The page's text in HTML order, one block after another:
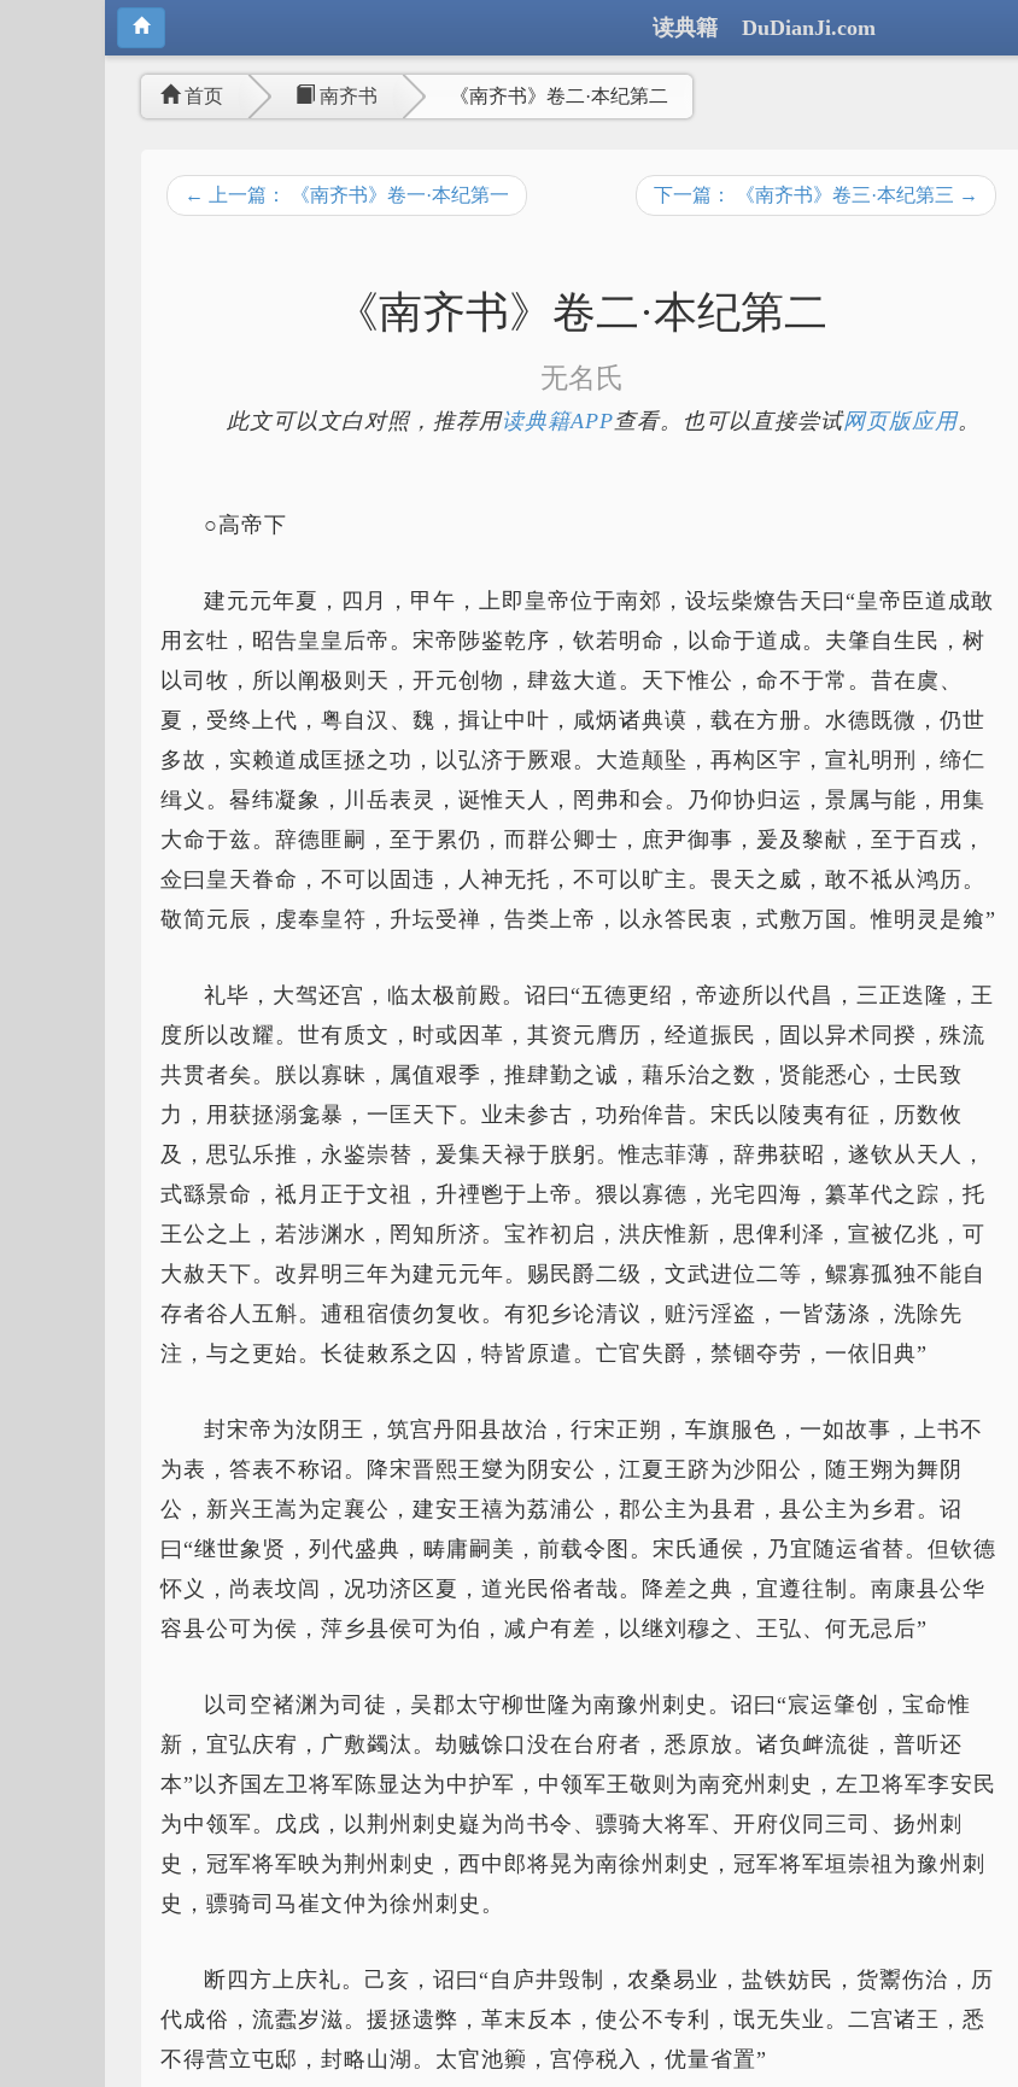
读典籍 DuDianJi.com
首页 南齐书 《南齐书》卷二·本纪第二
← 上一篇： 《南齐书》卷一·本纪第一 下一篇： 《南齐书》卷三·本纪第三 →
《南齐书》卷二·本纪第二
无名氏
此文可以文白对照，推荐用读典籍APP查看。也可以直接尝试网页版应用。
○高帝下
建元元年夏，四月，甲午，上即皇帝位于南郊，设坛柴燎告天曰“皇帝臣道成敢
用玄牡，昭告皇皇后帝。宋帝陟鉴乾序，钦若明命，以命于道成。夫肇自生民，树
以司牧，所以阐极则天，开元创物，肆兹大道。天下惟公，命不于常。昔在虞、
夏，受终上代，粤自汉、魏，揖让中叶，咸炳诸典谟，载在方册。水德既微，仍世
多故，实赖道成匡拯之功，以弘济于厥艰。大造颠坠，再构区宇，宣礼明刑，缔仁
缉义。晷纬凝象，川岳表灵，诞惟天人，罔弗和会。乃仰协归运，景属与能，用集
大命于兹。辞德匪嗣，至于累仍，而群公卿士，庶尹御事，爰及黎献，至于百戎，
佥曰皇天眷命，不可以固违，人神无托，不可以旷主。畏天之威，敢不祗从鸿历。
敬简元辰，虔奉皇符，升坛受禅，告类上帝，以永答民衷，式敷万国。惟明灵是飨”
礼毕，大驾还宫，临太极前殿。诏曰“五德更绍，帝迹所以代昌，三正迭隆，王
度所以改耀。世有质文，时或因革，其资元膺历，经道振民，固以异术同揆，殊流
共贯者矣。朕以寡昧，属值艰季，推肆勤之诚，藉乐治之数，贤能悉心，士民致
力，用获拯溺龛暴，一匡天下。业未参古，功殆侔昔。宋氏以陵夷有征，历数攸
及，思弘乐推，永鉴崇替，爰集天禄于朕躬。惟志菲薄，辞弗获昭，遂钦从天人，
式繇景命，祗月正于文祖，升禋鬯于上帝。猥以寡德，光宅四海，纂革代之踪，托
王公之上，若涉渊水，罔知所济。宝祚初启，洪庆惟新，思俾利泽，宣被亿兆，可
大赦天下。改昇明三年为建元元年。赐民爵二级，文武进位二等，鳏寡孤独不能自
存者谷人五斛。逋租宿债勿复收。有犯乡论清议，赃污淫盗，一皆荡涤，洗除先
注，与之更始。长徒敕系之囚，特皆原遣。亡官失爵，禁锢夺劳，一依旧典”
封宋帝为汝阴王，筑宫丹阳县故治，行宋正朔，车旗服色，一如故事，上书不
为表，答表不称诏。降宋晋熙王燮为阴安公，江夏王跻为沙阳公，随王翙为舞阴
公，新兴王嵩为定襄公，建安王禧为荔浦公，郡公主为县君，县公主为乡君。诏
曰“继世象贤，列代盛典，畴庸嗣美，前载令图。宋氏通侯，乃宜随运省替。但钦德
怀义，尚表坟闾，况功济区夏，道光民俗者哉。降差之典，宜遵往制。南康县公华
容县公可为侯，萍乡县侯可为伯，减户有差，以继刘穆之、王弘、何无忌后”
以司空褚渊为司徒，吴郡太守柳世隆为南豫州刺史。诏曰“宸运肇创，宝命惟
新，宜弘庆宥，广敷蠲汰。劫贼馀口没在台府者，悉原放。诸负衅流徙，普听还
本”以齐国左卫将军陈显达为中护军，中领军王敬则为南兖州刺史，左卫将军李安民
为中领军。戊戌，以荆州刺史嶷为尚书令、骠骑大将军、开府仪同三司、扬州刺
史，冠军将军映为荆州刺史，西中郎将晃为南徐州刺史，冠军将军垣崇祖为豫州刺
史，骠骑司马崔文仲为徐州刺史。
断四方上庆礼。己亥，诏曰“自庐井毁制，农桑易业，盐铁妨民，货鬻伤治，历
代成俗，流蠹岁滋。援拯遗弊，革末反本，使公不专利，氓无失业。二宫诸王，悉
不得营立屯邸，封略山湖。太官池籞，宫停税入，优量省置”